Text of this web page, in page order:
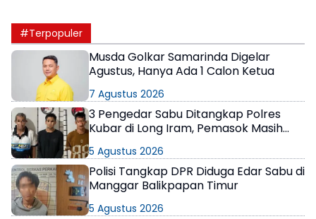
#Terpopuler
Musda Golkar Samarinda Digelar
Agustus, Hanya Ada 1 Calon Ketua
7 Agustus 2026
3 Pengedar Sabu Ditangkap Polres
Kubar di Long Iram, Pemasok Masih
5 Agustus 2026
Polisi Tangkap DPR Diduga Edar Sabu di
Manggar Balikpapan Timur
5 Agustus 2026